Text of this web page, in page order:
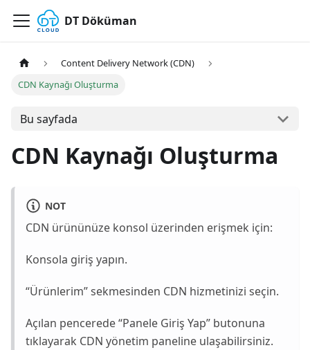
DT Döküman
Content Delivery Network (CDN)
CDN Kaynağı Oluşturma
Bu sayfada
CDN Kaynağı Oluşturma
NOT
CDN ürününüze konsol üzerinden erişmek için:
Konsola giriş yapın.
“Ürünlerim” sekmesinden CDN hizmetinizi seçin.
Açılan pencerede “Panele Giriş Yap” butonuna
tıklayarak CDN yönetim paneline ulaşabilirsiniz.